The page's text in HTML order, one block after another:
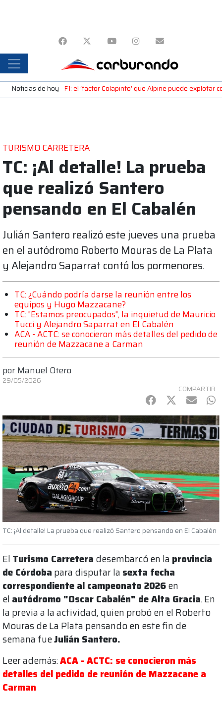
Noticias de hoy F1: el ‘factor Colapinto’ que Alpine puede explotar
TURISMO CARRETERA
TC: ¡Al detalle! La prueba
que realizó Santero
pensando en El Cabalén
Julián Santero realizó este jueves una prueba
en el autódromo Roberto Mouras de La Plata
y Alejandro Saparrat contó los pormenores.
TC: ¿Cuándo podría darse la reunión entre los
equipos y Hugo Mazzacane?
TC: "Estamos preocupados", la inquietud de Mauricio
Tucci y Alejandro Saparrat en El Cabalén
ACA - ACTC: se conocieron más detalles del pedido de
reunión de Mazzacane a Carman
por Manuel Otero
29/05/2026
COMPARTIR
Facebook
Twitter
mail
TC: ¡Al detalle! La prueba que realizó Santero pensando en El Cabalén
El Turismo Carretera desembarcó en la provincia
de Córdoba para disputar la sexta fecha
correspondiente al campeonato 2026en
el autódromo "Oscar Cabalén" de Alta Gracia. En
la previa a la actividad, quien probó en el Roberto
Mouras de La Plata pensando en este fin de
semana fueJulián Santero.
Leer además:ACA - ACTC: se conocieron más
detalles del pedido de reunión de Mazzacane a
Carman